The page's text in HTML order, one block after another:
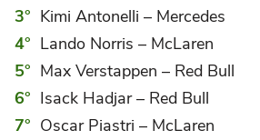
Kimi Antonelli – Mercedes
Lando Norris – McLaren
Max Verstappen – Red Bull
Isack Hadjar – Red Bull
Oscar Piastri – McLaren